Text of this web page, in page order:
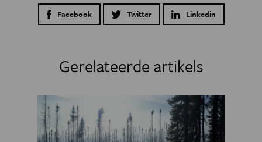
Facebook Twitter Linkedin
Gerelateerde artikels